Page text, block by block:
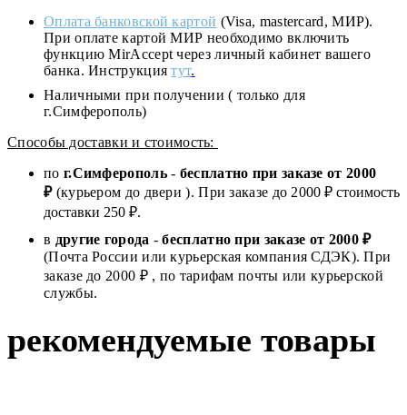
Оплата банковской картой (Visa, mastercard, МИР).
При оплате картой МИР необходимо включить
функцию MirAccept через личный кабинет вашего
банка. Инструкциятут.
Наличными при получении ( только для
г.Симферополь)
Способы доставки и стоимость:
по г.Симферополь- бесплатно при заказе от 2000
₽(курьером до двери ). При заказе до 2000 ₽ стоимость
доставки 250 ₽.
в другие города -бесплатно при заказе от 2000 ₽
(Почта России или курьерская компания СДЭК). При
заказе до 2000 ₽ , по тарифам почты или курьерской
службы.
рекомендуемые товары